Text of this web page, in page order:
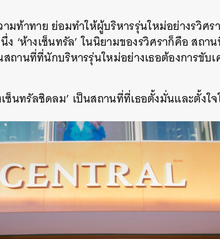
มท้าทาย ย่อมทำให้ผู้บริหารรุ่นใหม่อย่างรวิศร
‘ห้างเซ็นทรัล’ ในนิยามของรวิศราก็คือ สถา
ถานที่ที่นักบริหารรุ่นใหม่อย่างเธอต้องการขับ
ซ็นทรัลชิดลม’ เป็นสถานที่ที่เธอตั้งมั่นและตั้งใ